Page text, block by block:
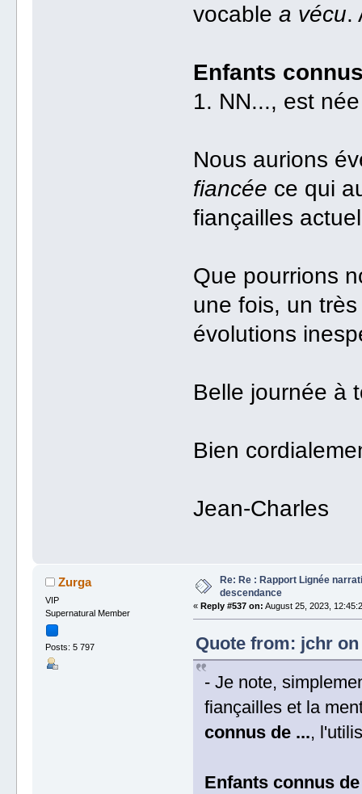
vocablea vécu.
Enfants
1. NN..., est
Nous aurions
fiancée ce qui
fiançailles
Que pourrions
une fois, un
évolutions
Belle journée à
Bien
Jean-Charles
Zurga
VIP
Supernatural Member
Posts: 5 797
Re: Re : Rapport Lignée
descendance
«Reply #537 on: August 25, 2023,
Quote from: jchr on
- Je note,
fiançailles et la
connus de ...,
Enfants connus